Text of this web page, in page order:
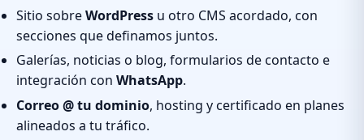
Sitio sobreWordPress u otro CMS acordado, con
secciones que definamos juntos.
Galerías, noticias o blog, formularios de contacto e
integración con WhatsApp.
Correo @ tu dominio, hosting y certificado en planes
alineados a tu tráfico.